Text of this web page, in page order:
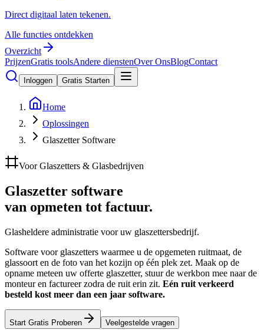
Direct digitaal laten tekenen.
Alle functies ontdekken
Overzicht
PrijzenGratis toolsAndere dienstenOver OnsBlogContact
Inloggen Gratis Starten
Home
Oplossingen
Glaszetter Software
Voor Glaszetters & Glasbedrijven
Glaszetter software
van opmeten tot factuur.
Glasheldere administratie voor uw glaszettersbedrijf.
Software voor glaszetters waarmee u de opgemeten ruitmaat, de
glassoort en de foto van het kozijn op één plek zet. Maak op de
opname meteen uw offerte glaszetter, stuur de werkbon mee naar de
monteur en factureer zodra de ruit erin zit. Eén ruit verkeerd
besteld kost meer dan een jaar software.
Start Gratis Proberen Veelgestelde vragen